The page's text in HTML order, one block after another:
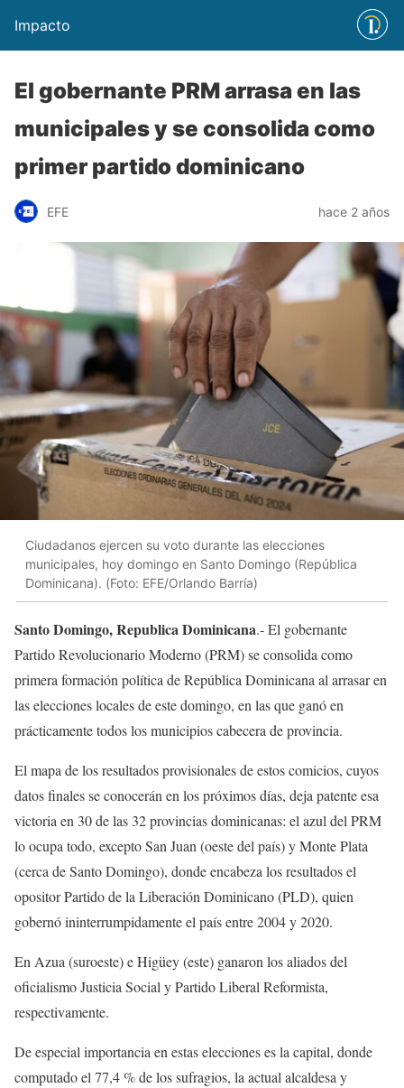
Impacto
El gobernante PRM arrasa en las
municipales y se consolida como
primer partido dominicano
EFE hace 2 años
Ciudadanos ejercen su voto durante las elecciones
municipales, hoy domingo en Santo Domingo (República
Dominicana). (Foto: EFE/Orlando Barría)
Santo Domingo, Republica Dominicana.- El gobernante
Partido Revolucionario Moderno (PRM) se consolida como
primera formación política de República Dominicana al arrasar en
las elecciones locales de este domingo, en las que ganó en
prácticamente todos los municipios cabecera de provincia.
El mapa de los resultados provisionales de estos comicios, cuyos
datos finales se conocerán en los próximos días, deja patente esa
victoria en 30 de las 32 provincias dominicanas: el azul del PRM
lo ocupa todo, excepto San Juan (oeste del país) y Monte Plata
(cerca de Santo Domingo), donde encabeza los resultados el
opositor Partido de la Liberación Dominicano (PLD), quien
gobernó ininterrumpidamente el país entre 2004 y 2020.
En Azua (suroeste) e Higüey (este) ganaron los aliados del
oficialismo Justicia Social y Partido Liberal Reformista,
respectivamente.
De especial importancia en estas elecciones es la capital, donde
computado el 77,4 % de los sufragios, la actual alcaldesa y